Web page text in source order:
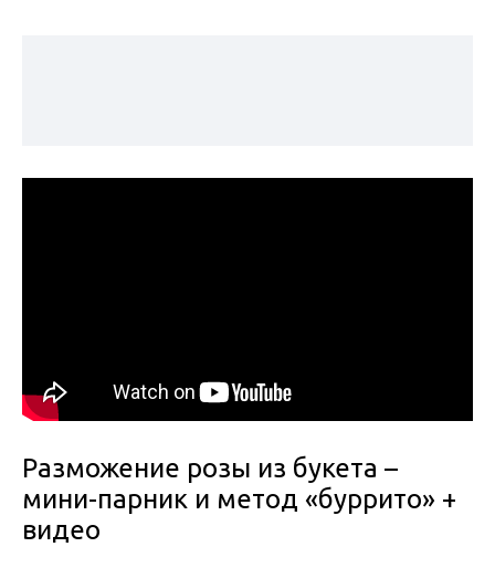
Разможение розы из букета –
мини-парник и метод «буррито» +
видео